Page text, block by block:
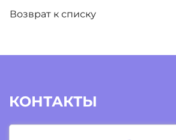
Возврат к списку
КОНТАКТЫ